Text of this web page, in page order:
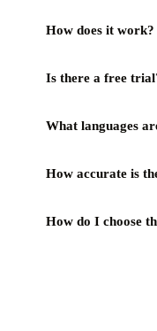
How does it work?
Is there a free
What languages
How accurate is
How do I choose